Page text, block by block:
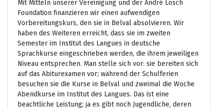
Mit Mitteln unserer Vereinigung und der André Losch
Foundation finanzieren wir einen aufwendigen
Vorbereitungskurs, den sie in Belval absolvieren. Wir
haben des Weiteren erreicht, dass sie im zweiten
Semester im Institut des Langues in deutsche
Sprachkurse eingeschrieben werden, die ihrem jeweiligen
Niveau entsprechen. Man stelle sich vor: sie bereiten sich
auf das Abiturexamen vor; während der Schulferien
besuchen sie die Kurse in Belval und zweimal die Woche
Abendkurse im Institut des Langues. Das ist eine
beachtliche Leistung; ja es gibt noch Jugendliche, deren